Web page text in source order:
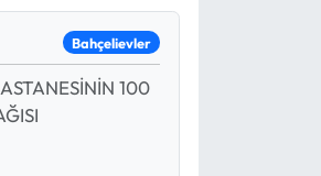
Bahçelievler
100